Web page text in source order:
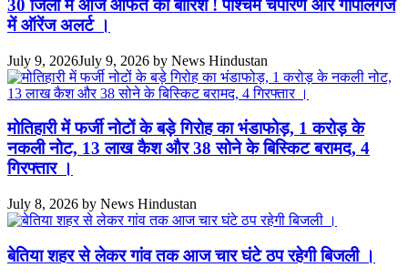
30 जिलों में आज आफत की बारिश ! पश्चिम चंपारण और गोपालगंज
में ऑरेंज अलर्ट ।
July 9, 2026July 9, 2026 by News Hindustan
मोतिहारी में फर्जी नोटों के बड़े गिरोह का भंडाफोड़, 1 करोड़ के
नकली नोट, 13 लाख कैश और 38 सोने के बिस्किट बरामद, 4
गिरफ्तार ।
July 8, 2026 by News Hindustan
बेतिया शहर से लेकर गांव तक आज चार घंटे ठप रहेगी बिजली ।